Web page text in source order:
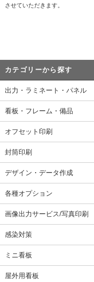
させていただきます。
カテゴリーから探す
出力・ラミネート・パネル
看板・フレーム・備品
オフセット印刷
封筒印刷
デザイン・データ作成
各種オプション
画像出力サービス/写真印刷
感染対策
ミニ看板
屋外用看板